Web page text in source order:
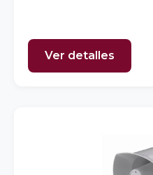
Ver detalles